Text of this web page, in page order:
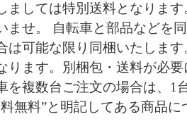
ましては特別送料となりま
ませ。 自転車と部品などを
は可能な限り同梱いたしま
ります。別梱包・送料が必
を複数台ご注文の場合は、1
無料”と明記してある商品